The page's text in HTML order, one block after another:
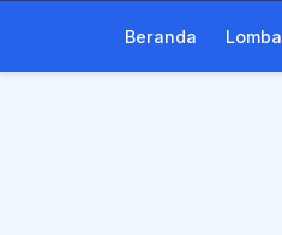
Beranda Lomba